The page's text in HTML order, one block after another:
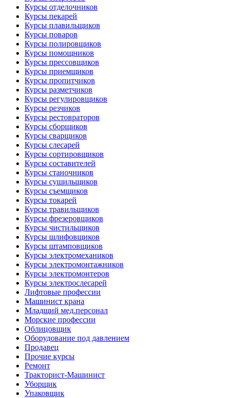
Курсы отделочников
Курсы пекарей
Курсы плавильщиков
Курсы поваров
Курсы полировщиков
Курсы помощников
Курсы прессовщиков
Курсы приемщиков
Курсы пропитчиков
Курсы разметчиков
Курсы регулировщиков
Курсы резчиков
Курсы рестовраторов
Курсы сборщиков
Курсы сварщиков
Курсы слесарей
Курсы сортировщиков
Курсы составителей
Курсы станочников
Курсы сушильщиков
Курсы съемщиков
Курсы токарей
Курсы травильщиков
Курсы фрезеровщиков
Курсы чистильщиков
Курсы шлифовщиков
Курсы штамповщиков
Курсы электромехаников
Курсы электромонтажников
Курсы электромонтеров
Курсы электрослесарей
Лифтовые профессии
Машинист крана
Младщий мед.персонал
Морские профессии
Облицовщик
Оборудование под давлением
Продавец
Прочие курсы
Ремонт
Тракторист-Машинист
Уборщик
Упаковщик